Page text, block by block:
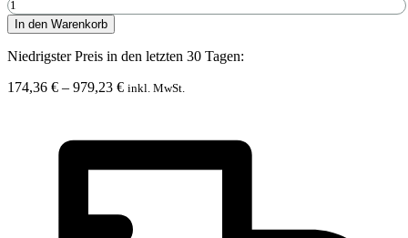
Rund
BEMOSS®
ORTHO
BORJA
mono
In den Warenkorb
Niedrigster Preis in den letzten 30 Tagen:
174,36 € – 979,23 €Preisspanne:
inkl. MwSt.